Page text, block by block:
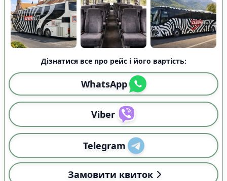
Дізнатися все про рейс і його вартість:
WhatsApp
Viber
Telegram
Замовити квиток